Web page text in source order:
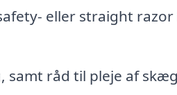
eller straight
samt råd til pleje af